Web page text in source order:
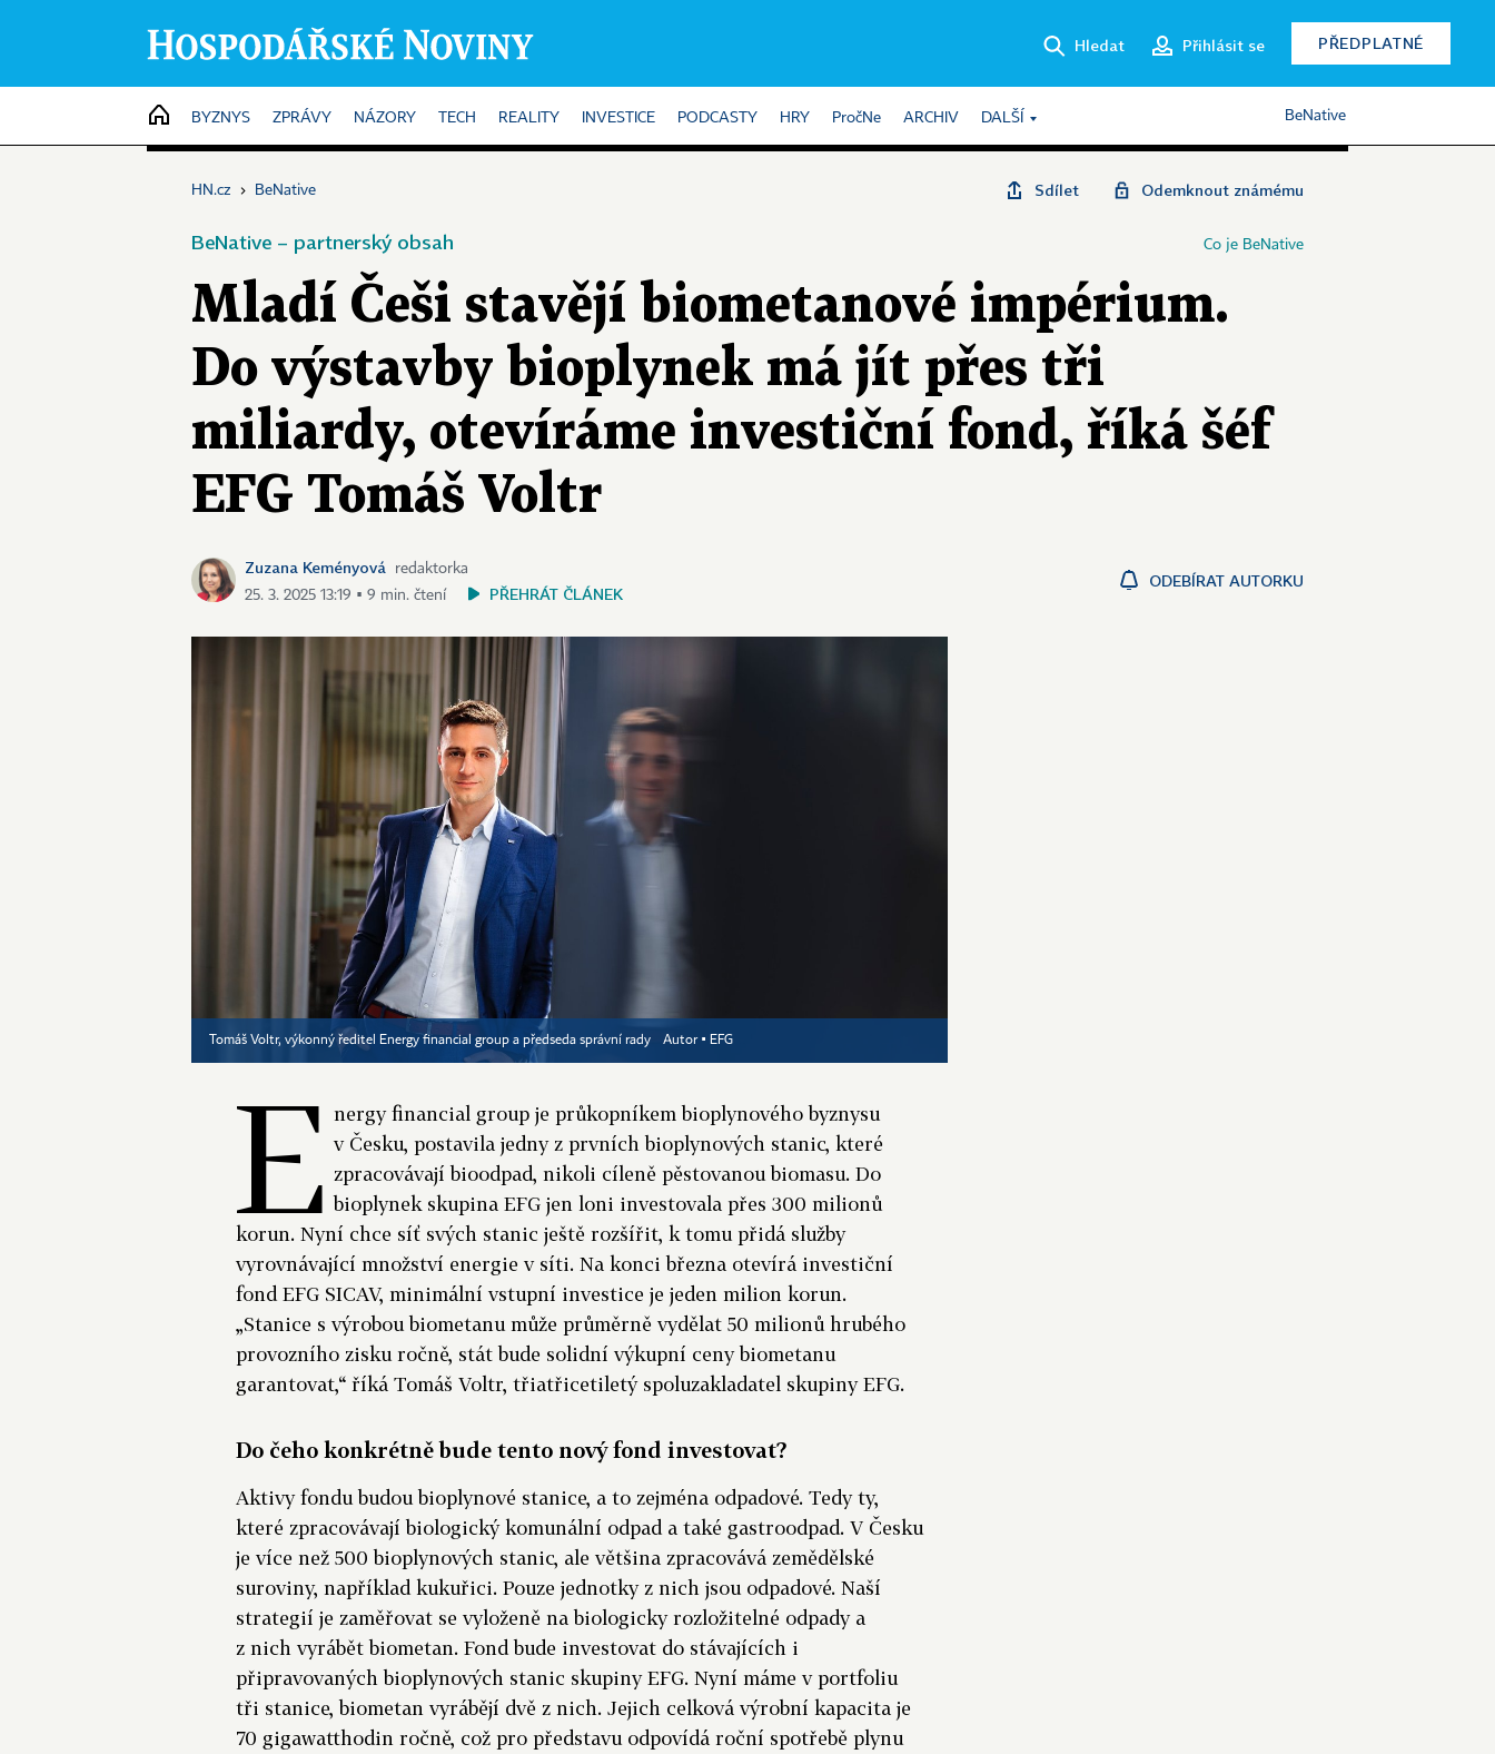
Hledat Přihlásit se PŘEDPLATNÉ
HOME
BYZNYS ZPRÁVY NÁZORY TECH REALITY INVESTICE PODCASTY HRY PročNe ARCHIV DALŠÍ BeNative
HN.cz › BeNative Sdílet Odemknout známému
BeNative – partnerský obsah Co je BeNative
Mladí Češi stavějí biometanové impérium.
Do výstavby bioplynek má jít přes tři
miliardy, otevíráme investiční fond, říká šéf
EFG Tomáš Voltr
Zuzana Keményová
redaktorka
25. 3. 2025 13:19 ▪ 9 min. čtení
PŘEHRÁT ČLÁNEK
ODEBÍRAT AUTORKU
Tomáš Voltr, výkonný ředitel Energy financial group a předseda správní rady Autor ▪ EFG
E nergy financial group je průkopníkem bioplynového byznysu
v Česku, postavila jedny z prvních bioplynových stanic, které
zpracovávají bioodpad, nikoli cíleně pěstovanou biomasu. Do
bioplynek skupina EFG jen loni investovala přes 300 milionů
korun. Nyní chce síť svých stanic ještě rozšířit, k tomu přidá služby
vyrovnávající množství energie v síti. Na konci března otevírá investiční
fond EFG SICAV, minimální vstupní investice je jeden milion korun.
„Stanice s výrobou biometanu může průměrně vydělat 50 milionů hrubého
provozního zisku ročně, stát bude solidní výkupní ceny biometanu
garantovat,“ říká Tomáš Voltr, třiatřicetiletý spoluzakladatel skupiny EFG.
Do čeho konkrétně bude tento nový fond investovat?
Aktivy fondu budou bioplynové stanice, a to zejména odpadové. Tedy ty,
které zpracovávají biologický komunální odpad a také gastroodpad. V Česku
je více než 500 bioplynových stanic, ale většina zpracovává zemědělské
suroviny, například kukuřici. Pouze jednotky z nich jsou odpadové. Naší
strategií je zaměřovat se vyloženě na biologicky rozložitelné odpady a
z nich vyrábět biometan. Fond bude investovat do stávajících i
připravovaných bioplynových stanic skupiny EFG. Nyní máme v portfoliu
tři stanice, biometan vyrábějí dvě z nich. Jejich celková výrobní kapacita je
70 gigawatthodin ročně, což pro představu odpovídá roční spotřebě plynu